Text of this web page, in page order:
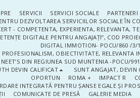
SERVICII SERVICII SOCIALE
DEZVOLTAREA SERVICIILOR SOCIALE ÎN
- COMPETENTA, EXPERIENTA, RELEVANTA,
DIGITALE PENTRU ANGAJAȚI”, COD
DIGITAL IMMOTION- POCU/860 /3/
PROFESIONALISM, OBIECTIVITATE, RELEVANTA
DIN REGIUNEA SUD MUNTENIA -POCU/
DEVIN CALIFICAT
SUNT ANGAJAT, DEVIN
OPORTUN
ROMA + IMPACT R
INTEGRATĂ PENTRU ȘANSE EGALE ȘI
COMUNICATE DE PRESĂ GALERIE MEDIA